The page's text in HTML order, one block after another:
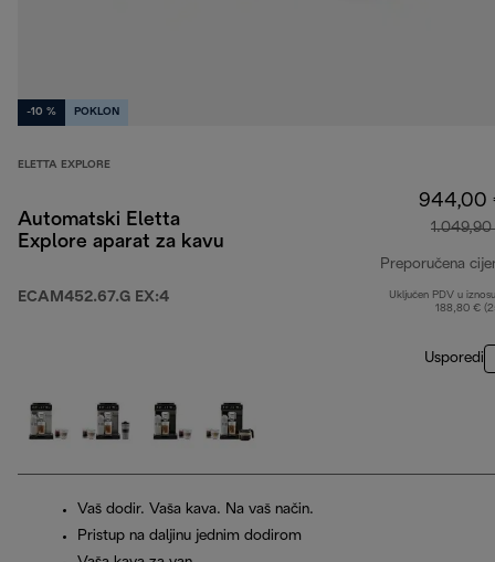
-10 % POKLON
ELETTA EXPLORE
Automatski Eletta
Explore aparat za kavu
ECAM452.67.G EX:4
944,00
Preporučena
Uključen PDV u
188,80 €
Usporedi
Vaš dodir. Vaša kava. Na vaš način.
Pristup na daljinu jednim dodirom